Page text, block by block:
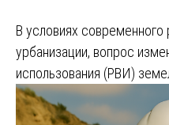
В условиях современного
урбанизации, вопрос
использования (РВИ)